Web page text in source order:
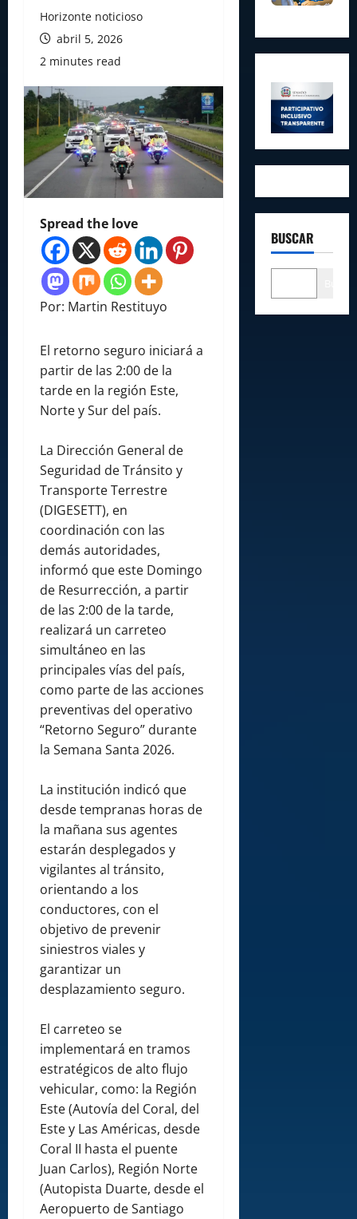
Horizonte noticioso
abril 5, 2026
2 minutes read
Spread the love
Por: Martin Restituyo
El retorno seguro iniciará a
partir de las 2:00 de la
tarde en la región Este,
Norte y Sur del país.
La Dirección General de
Seguridad de Tránsito y
Transporte Terrestre
(DIGESETT), en
coordinación con las
demás autoridades,
informó que este Domingo
de Resurrección, a partir
de las 2:00 de la tarde,
realizará un carreteo
simultáneo en las
principales vías del país,
como parte de las acciones
preventivas del operativo
“Retorno Seguro” durante
la Semana Santa 2026.
La institución indicó que
desde tempranas horas de
la mañana sus agentes
estarán desplegados y
vigilantes al tránsito,
orientando a los
conductores, con el
objetivo de prevenir
siniestros viales y
garantizar un
desplazamiento seguro.
El carreteo se
implementará en tramos
estratégicos de alto flujo
vehicular, como: la Región
Este (Autovía del Coral, del
Este y Las Américas, desde
Coral II hasta el puente
Juan Carlos), Región Norte
(Autopista Duarte, desde el
Aeropuerto de Santiago
BUSCAR